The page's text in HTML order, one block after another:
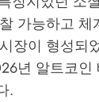
가능하고 체
장이 형성되
년 알트코인
.